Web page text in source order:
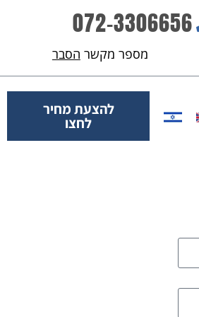
072-3306656
מספר מקשר הסבר
להצעת מחיר
לחצו